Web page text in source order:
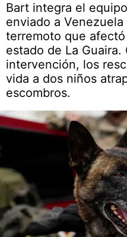
Bart integra el
enviado a
terremoto que
estado de La Guaira.
intervención, los
vida a dos niños
escombros.